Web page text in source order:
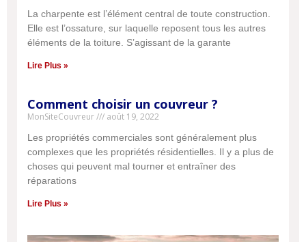
La charpente est l’élément central de toute construction.
Elle est l’ossature, sur laquelle reposent tous les autres
éléments de la toiture. S’agissant de la garante
Lire Plus »
Comment choisir un couvreur ?
MonSiteCouvreur août 19, 2022
Les propriétés commerciales sont généralement plus
complexes que les propriétés résidentielles. Il y a plus de
choses qui peuvent mal tourner et entraîner des
réparations
Lire Plus »